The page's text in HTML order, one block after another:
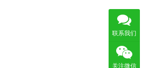
联系我们
关注微信